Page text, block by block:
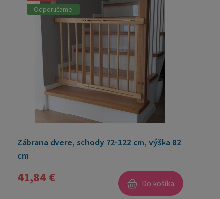
Odporúčame
Zábrana dvere, schody 72-122 cm, výška 82
cm
41,84 € Do košíka